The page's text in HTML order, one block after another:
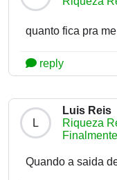
quanto fica pra
reply
L
Luis Reis
Riqueza
Quando a saida